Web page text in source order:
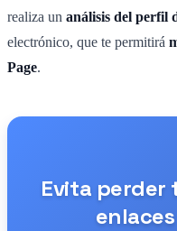
realiza un análisis del perfil
electrónico, que te permitirá
Page.
Evita perder